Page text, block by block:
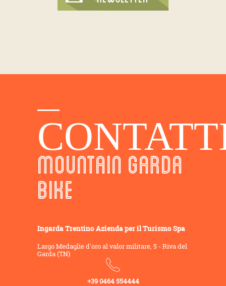
MOUNTAIN GARDA
BIKE
Ingarda Trentino Azienda per il Turismo Spa
Largo Medaglie d'oro al valor militare, 5 - Riva del
Garda (TN)
+39 0464 554444